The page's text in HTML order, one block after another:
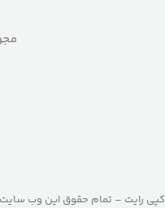
کپی رایت – تمام حقوق این وب سایت